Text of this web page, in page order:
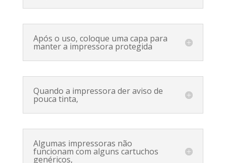
Após o uso, coloque uma capa para
manter a impressora protegida
Quando a impressora der aviso de
pouca tinta,
Algumas impressoras não
funcionam com alguns cartuchos
genéricos,